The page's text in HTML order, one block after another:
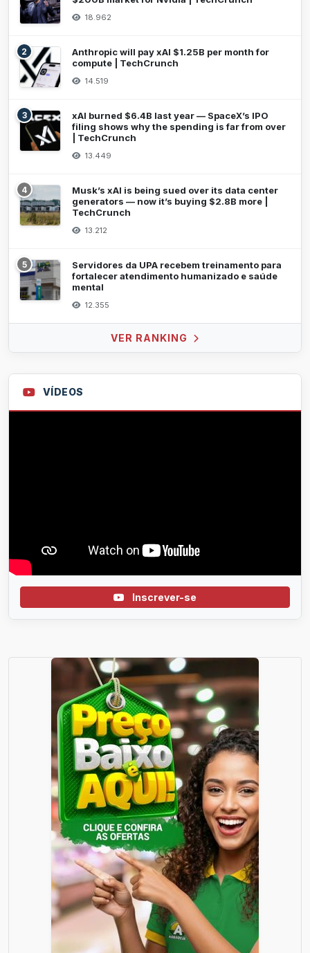
18.962
2
Anthropic will pay xAI $1.25B per month for
compute | TechCrunch
14.519
3
xAI burned $6.4B last year — SpaceX’s IPO
filing shows why the spending is far from over
| TechCrunch
13.449
4
Musk’s xAI is being sued over its data center
generators — now it’s buying $2.8B more |
TechCrunch
13.212
5
Servidores da UPA recebem treinamento para
fortalecer atendimento humanizado e saúde
mental
12.355
VER RANKING
VÍDEOS
Inscrever-se